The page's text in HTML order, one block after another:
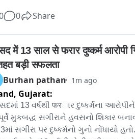
का कहना है कि बारिश से गर्मी
जगी है।
0 Share
में 13 साल से फरार दुष्कर्म
बड़ी सफलता
Burhan pathan 1m ago
Gujarat:
13 વર્ષથી फरાર દુષ્કર્મના
પૂર્વે મુકબદ્ધ સગીરાને હવસનો શિકાર
સગીરા પર દુષ્કર્મનો ગુનો નોંધાયો